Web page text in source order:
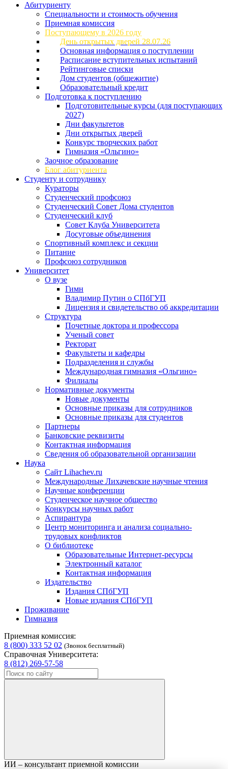
Абитуриенту
Специальности и стоимость обучения
Приемная комиссия
Поступающему в 2026 году
День открытых дверей 28.07.26
Основная информация о поступлении
Расписание вступительных испытаний
Рейтинговые списки
Дом студентов (общежитие)
Образовательный кредит
Подготовка к поступлению
Подготовительные курсы (для поступающих
2027)
Дни факультетов
Дни открытых дверей
Конкурс творческих работ
Гимназия «Ольгино»
Заочное образование
Блог абитуриента
Студенту и сотруднику
Кураторы
Студенческий профсоюз
Студенческий Совет Дома студентов
Студенческий клуб
Совет Клуба Университета
Досуговые объединения
Спортивный комплекс и секции
Питание
Профсоюз сотрудников
Университет
О вузе
Гимн
Владимир Путин о СПбГУП
Лицензия и свидетельство об аккредитации
Структура
Почетные доктора и профессора
Ученый совет
Ректорат
Факультеты и кафедры
Подразделения и службы
Международная гимназия «Ольгино»
Филиалы
Нормативные документы
Новые документы
Основные приказы для сотрудников
Основные приказы для студентов
Партнеры
Банковские реквизиты
Контактная информация
Сведения об образовательной организации
Наука
Сайт Lihachev.ru
Международные Лихачевские научные чтения
Научные конференции
Студенческое научное общество
Конкурсы научных работ
Аспирантура
Центр мониторинга и анализа социально-
трудовых конфликтов
О библиотеке
Образовательные Интернет-ресурсы
Электронный каталог
Контактная информация
Издательство
Издания СПбГУП
Новые издания СПбГУП
Проживание
Гимназия
Приемная комиссия:
8 (800) 333 52 02 (Звонок бесплатный)
Справочная Университета:
8 (812) 269-57-58
ИИ – консультант приемной комиссии